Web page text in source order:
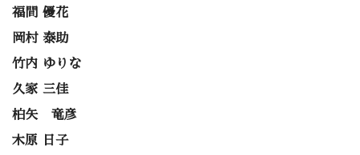
福間 優花
岡村 泰助
竹内 ゆりな
久家 三佳
柏矢 竜彦
木原 日子